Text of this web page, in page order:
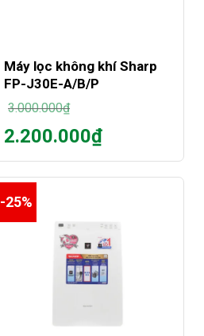
Máy lọc không khí Sharp
FP-J30E-A/B/P
3.000.000₫
Giá
gốc
là:
2.200.000₫
tại
là:
2.200.000₫.
-25%